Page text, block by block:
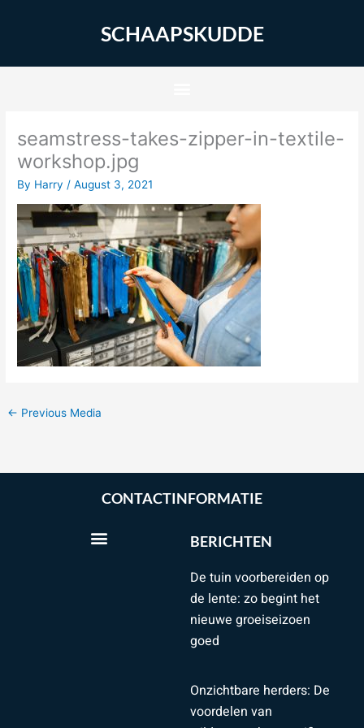
SCHAAPSKUDDE
seamstress-takes-zipper-in-textile-
workshop.jpg
By Harry /August 3, 2021
← Previous Media
CONTACTINFORMATIE
BERICHTEN
De tuin voorbereiden op
de lente: zo begint het
nieuwe groeiseizoen
goed
Onzichtbare herders: De
voordelen van